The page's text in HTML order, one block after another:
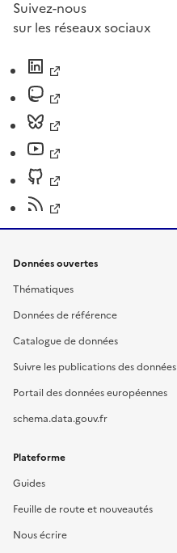
Suivez-nous
sur les réseaux sociaux
Données ouvertes
Thématiques
Données de référence
Catalogue de données
Suivre les publications des données
Portail des données européennes
schema.data.gouv.fr
Plateforme
Guides
Feuille de route et nouveautés
Nous écrire